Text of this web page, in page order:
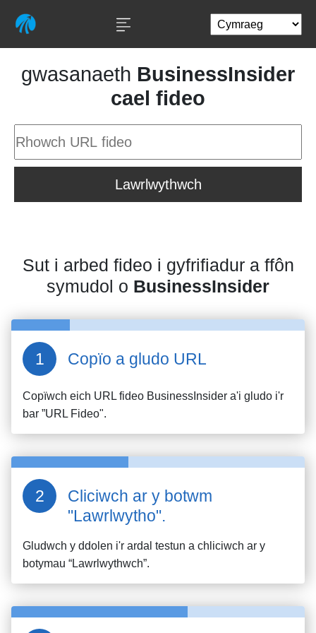
gwasanaeth BusinessInsider
cael fideo
Lawrlwythwch
Sut i arbed fideo i gyfrifiadur a ffôn
symudol o BusinessInsider
Copïo a gludo URL
Copïwch eich URL fideo BusinessInsider a'i gludo i'r
bar ”URL Fideo".
Cliciwch ar y botwm
"Lawrlwytho".
Gludwch y ddolen i'r ardal testun a chliciwch ar y
botymau “Lawrlwythwch”.